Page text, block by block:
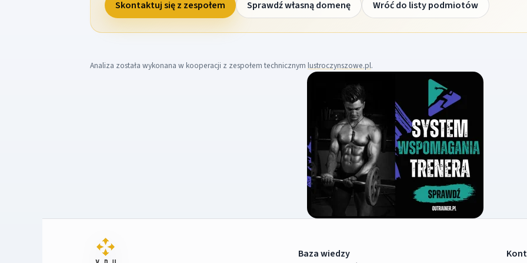
Skontaktuj się z zespołem Sprawdź własną domenę Wróć do listy podmiotów
Analiza została wykonana w kooperacji z zespołem technicznym lustroczynszowe.pl.
Baza wiedzy